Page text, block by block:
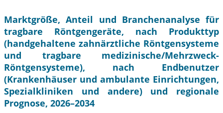
Marktgröße, Anteil und Branchenanalyse für
tragbare Röntgengeräte, nach Produkttyp
(handgehaltene zahnärztliche Röntgensysteme
und tragbare medizinische/Mehrzweck-
Röntgensysteme), nach Endbenutzer
(Krankenhäuser und ambulante Einrichtungen,
Spezialkliniken und andere) und regionale
Prognose, 2026–2034